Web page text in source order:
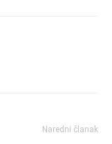
Naredni članak